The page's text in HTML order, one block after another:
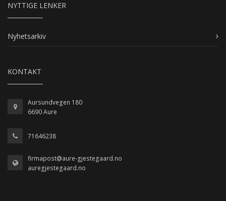
NYTTIGE LENKER
Nyhetsarkiv
KONTAKT
Aursundvegen 180
6690 Aure
71646238
firmapost@aure-gjestegaard.no
auregjestegaard.no